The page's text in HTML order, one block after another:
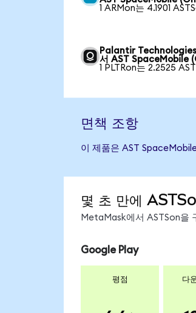
1 ARMon는 4.1901
Palantir
서 AST SpaceMobile
1 PLTRon는 2.2525
면책 조항
이 제품은 AST
몇 초 만에
MetaMask에서 ASTSon을
Google Play
평점 다